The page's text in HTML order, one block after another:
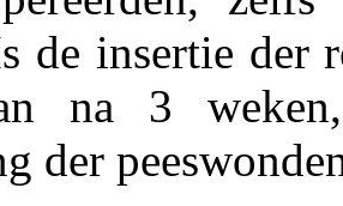
de insertie der
na 3
der